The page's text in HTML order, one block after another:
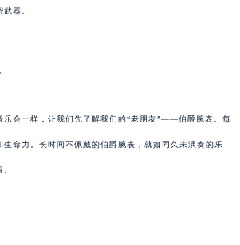
器。
乐会一样，让我们先了解我们的“老朋友”——伯爵腕表。每
命力。长时间不佩戴的伯爵腕表，就如同久未演奏的乐